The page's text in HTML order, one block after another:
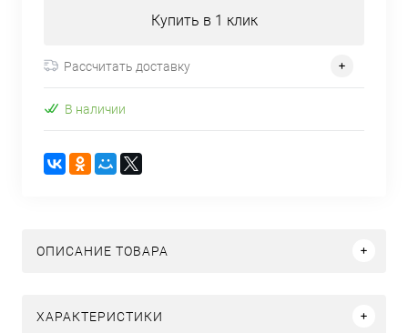
Купить в 1 клик
Рассчитать доставку
В наличии
ОПИСАНИЕ ТОВАРА
ХАРАКТЕРИСТИКИ